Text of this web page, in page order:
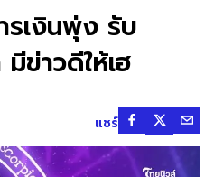
เงินพุ่ง รับ
ข่าวดีให้เฮ
แชร์